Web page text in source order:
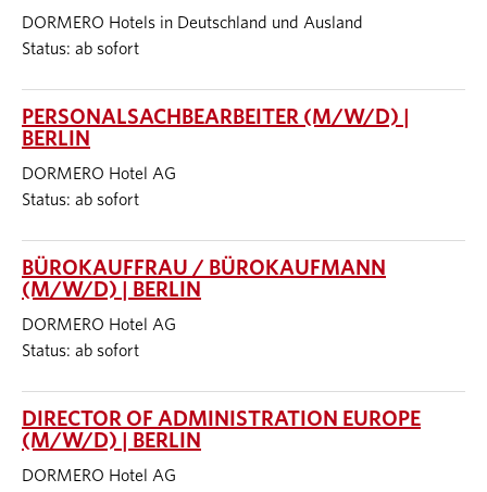
DORMERO Hotels in Deutschland und Ausland
Status: ab sofort
PERSONALSACHBEARBEITER (M/W/D) |
BERLIN
DORMERO Hotel AG
Status: ab sofort
BÜROKAUFFRAU / BÜROKAUFMANN
(M/W/D) | BERLIN
DORMERO Hotel AG
Status: ab sofort
DIRECTOR OF ADMINISTRATION EUROPE
(M/W/D) | BERLIN
DORMERO Hotel AG